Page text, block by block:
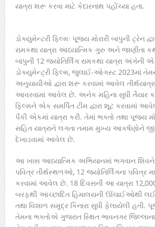
યાત્રા શરૂ કરવા માટે કેદારનાથ પહોંચ્યા હતા.
ડોક્યુમેન્ટરી ફિલ્મઃ પૂજય મોરારી બાપુની ટ્રેન
રામકથા યાત્રા આધ્યાત્મિક ગુરુ અને જાણીતા
બાપુની 12 જ્યોતિર્લિંગ રામકથા યાત્રા અંગેની
ડોક્યુમેન્ટ્રી ફિલ્મ, જુલાઈ-ઓગસ્ટ 2023માં
અનુયાયીઓ દ્વારા શરૂ કરવામાં આવેલ
આવરવામાં આવેલ છે. અનેક મહિના સુધી તૈયાર
ફિલ્મને એક સમર્પિત ટીમ દ્વારા શૂટ કરવામાં
પૈકી એકમાં યાત્રા કરી. તેમાં ભક્તો તથા પૂજ્ય
સહિત યાત્રાને લગતા તમામ મુખ્ય આકર્ષણોને
દેખાડવામાં આવેલ છે.
આ ખાસ આધ્યાત્મિક અભિયાનમાં ભગવાન શિવને
પવિત્ર તીર્થસ્થળઓ, 12 જ્યોતિર્લિંગના પવિત્ર
કરવામાં આવેલ છે. 18 દિવસની આ યાત્રા
બરફથી આચ્છાદિત હિમાલયની ઊંચાઈઓથી
તથા વિશાળ સમુદ્ર કિનારા સુધી ફેલાયેલી હતી.
તેમના ભક્તોએ ગુજરાત સ્થિત ભાવનગર